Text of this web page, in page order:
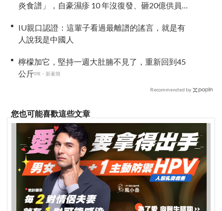
炎食譜」，自豪濕疹 10 年沒復發、砸20億供員工
IU親口認證：這輩子看過最離譜的謠言，就是有
人說我是中國人
檸檬加它，堅持一週大肚腩不見了，重新回到45
公斤PR・新素簡
Recommended by
您也可能喜歡這些文章